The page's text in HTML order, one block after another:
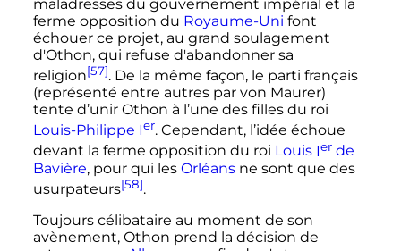
maladresses du gouvernement impérial et la
ferme opposition du Royaume-Uni font
échouer ce projet, au grand soulagement
d'Othon, qui refuse d'abandonner sa
religion[57]. De la même façon, le parti français
(représenté entre autres par von Maurer)
tente d’unir Othon à l’une des filles du roi
Louis-Philippe Ier. Cependant, l’idée échoue
devant la ferme opposition du roi Louis Ierde
Bavière, pour qui les Orléansne sont que des
usurpateurs[58].
Toujours célibataire au moment de son
avènement, Othon prend la décision de